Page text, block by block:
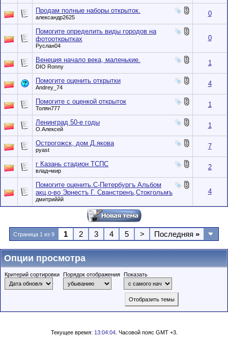
Продам полные наборы открыток.
александр2625 0
Помогите определить виды городов на
фотооткрытках
Руслан04
0
Венеция начало века, маленькие.
DIO Ronny 1
Помогите оценить открытки
Andrey_74 4
Помогите с оценкой открыток
Толян777 1
Ленинград 50-е годы
О.Алексей 1
Острогожск, дом Д.якова
pyast 7
г Казань стадион ТСПС
влад=мир 2
Помогите оценить.С-Петербургъ Альбом
акц.о-во Эрнестъ Г. Сванстренъ,Стокгольмъ
дмитриййй
4
Страница 1 из 9 1 2 3 4 5 > Последняя »
Опции просмотра
Критерий сортировки Порядок отображения Показать
Текущее время: 13:04:04. Часовой пояс GMT +3.